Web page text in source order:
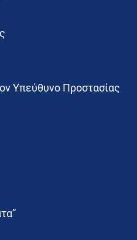
Υπεύθυνο Προστασίας